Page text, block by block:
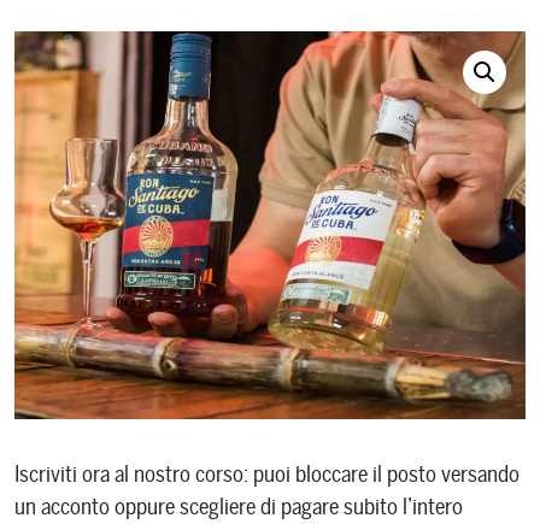
Iscriviti ora al nostro corso: puoi bloccare il posto versando
un acconto oppure scegliere di pagare subito l’intero